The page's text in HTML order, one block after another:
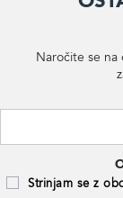
Naročite se na
Strinjam se z